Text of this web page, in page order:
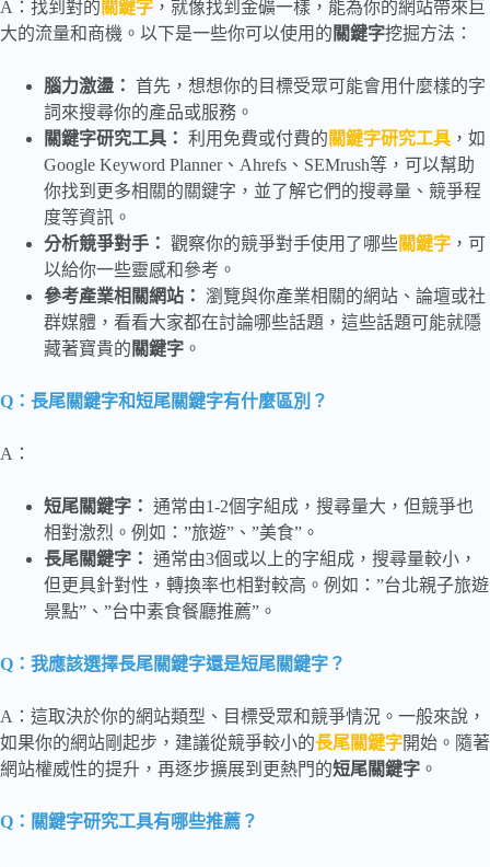
A：找到對的 關鍵字 ，就像找到金礦一樣，能為你的網站帶來巨
大的流量和商機。以下是一些你可以使用的 關鍵字挖掘方法：
腦力激盪： 首先，想想你的目標受眾可能會用什麼樣的字
詞來搜尋你的產品或服務。
關鍵字研究工具： 利用免費或付費的 關鍵字研究工具 ，如
Google Keyword Planner、Ahrefs、SEMrush等，可以幫助
你找到更多相關的關鍵字，並了解它們的搜尋量、競爭程
度等資訊。
分析競爭對手： 觀察你的競爭對手使用了哪些關鍵字 ，可
以給你一些靈感和參考。
參考產業相關網站： 瀏覽與你產業相關的網站、論壇或社
群媒體，看看大家都在討論哪些話題，這些話題可能就隱
藏著寶貴的 關鍵字 。
Q：長尾關鍵字和短尾關鍵字有什麼區別？
A：
短尾關鍵字： 通常由1-2個字組成，搜尋量大，但競爭也
相對激烈。例如：”旅遊”、”美食”。
長尾關鍵字： 通常由3個或以上的字組成，搜尋量較小，
但更具針對性，轉換率也相對較高。例如：”台北親子旅遊
景點”、”台中素食餐廳推薦”。
Q：我應該選擇長尾關鍵字還是短尾關鍵字？
A：這取決於你的網站類型、目標受眾和競爭情況。一般來說，
如果你的網站剛起步，建議從競爭較小的長尾關鍵字開始。隨著
網站權威性的提升，再逐步擴展到更熱門的短尾關鍵字 。
Q：關鍵字研究工具有哪些推薦？